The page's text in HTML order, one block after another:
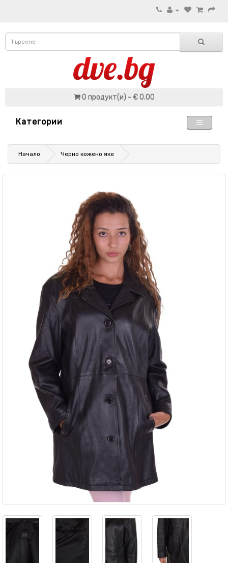
0 продукт(и) - € 0.00
Категории
Начало Черно кожено яке